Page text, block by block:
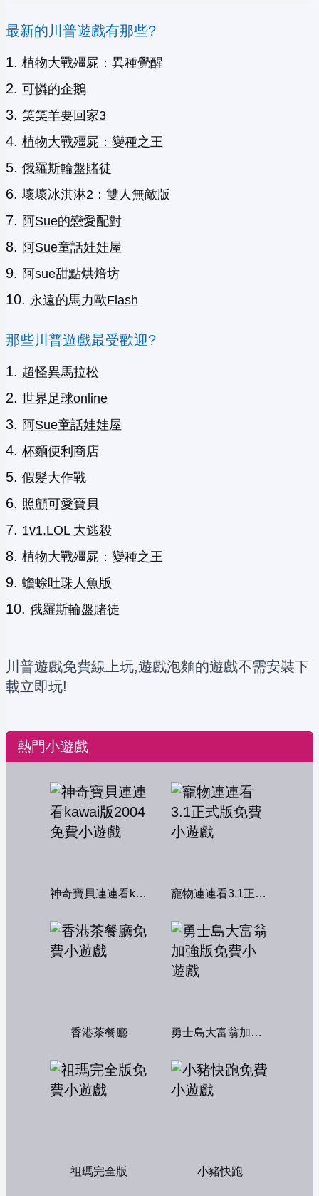
最新的川普遊戲有那些?
植物大戰殭屍：異種覺醒
可憐的企鵝
笑笑羊要回家3
植物大戰殭屍：變種之王
俄羅斯輪盤賭徒
壞壞冰淇淋2：雙人無敵版
阿Sue的戀愛配對
阿Sue童話娃娃屋
阿sue甜點烘焙坊
永遠的馬力歐Flash
那些川普遊戲最受歡迎?
超怪異馬拉松
世界足球online
阿Sue童話娃娃屋
杯麵便利商店
假髮大作戰
照顧可愛寶貝
1v1.LOL 大逃殺
植物大戰殭屍：變種之王
蟾蜍吐珠人魚版
俄羅斯輪盤賭徒
川普遊戲免費線上玩,遊戲泡麵的遊戲不需安裝下
載立即玩!
熱門小遊戲
神奇寶貝連連看kawai版2004 寵物連連看3.1正式版
香港茶餐廳 勇士島大富翁加強版
祖瑪完全版 小豬快跑